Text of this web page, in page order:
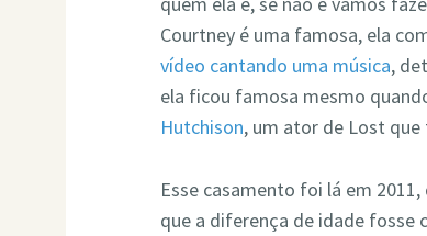
Courtney é uma famosa, ela
vídeo cantando uma música,
ela ficou famosa mesmo
Hutchison, um ator de Lost que
Esse casamento foi lá em
que a diferença de idade fosse